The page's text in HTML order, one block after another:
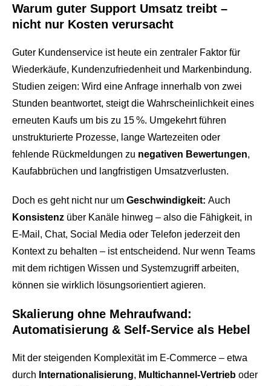
Live Demos & Webinare
Videochannel
Häufige Fragen
Handbuch
Downloads
Entwicklungsressourcen
Status
Warum guter Support Umsatz treibt –
nicht nur Kosten verursacht
Guter Kundenservice ist heute ein zentraler Faktor für
Wiederkäufe, Kundenzufriedenheit und Markenbindung.
Studien zeigen: Wird eine Anfrage innerhalb von zwei
Stunden beantwortet, steigt die Wahrscheinlichkeit eines
erneuten Kaufs um bis zu 15 %. Umgekehrt führen
unstrukturierte Prozesse, lange Wartezeiten oder
fehlende Rückmeldungen zu negativen Bewertungen,
Kaufabbrüchen und langfristigen Umsatzverlusten.
Doch es geht nicht nur um Geschwindigkeit: Auch
Konsistenz über Kanäle hinweg – also die Fähigkeit, in
E-Mail, Chat, Social Media oder Telefon jederzeit den
Kontext zu behalten – ist entscheidend. Nur wenn Teams
mit dem richtigen Wissen und Systemzugriff arbeiten,
können sie wirklich lösungsorientiert agieren.
Skalierung ohne Mehraufwand:
Automatisierung & Self-Service als Hebel
Mit der steigenden Komplexität im E-Commerce – etwa
durch Internationalisierung, Multichannel-Vertrieb oder